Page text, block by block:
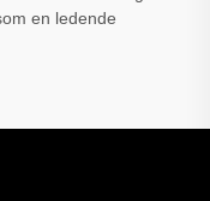
en ledende